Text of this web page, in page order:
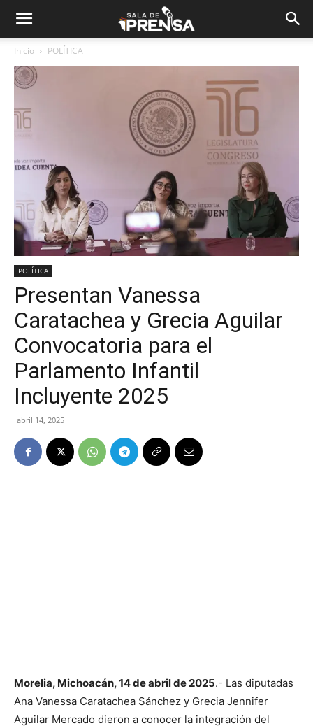
Inicio POLÍTICA
POLÍTICA
Presentan Vanessa
Caratachea y Grecia Aguilar
Convocatoria para el
Parlamento Infantil
Incluyente 2025
abril 14, 2025
Morelia, Michoacán, 14 de abril de 2025.- Las diputadas
Ana Vanessa Caratachea Sánchez y Grecia Jennifer
Aguilar Mercado dieron a conocer la integración del